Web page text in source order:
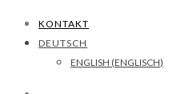
KONTAKT
DEUTSCH
ENGLISH (ENGLISCH)